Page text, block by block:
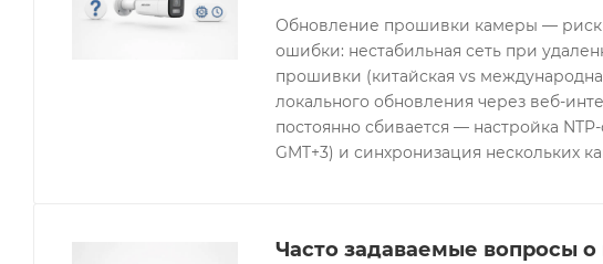
Обновление прошивки камеры — риск
ошибки: нестабильная сеть при
прошивки (китайская vs
локального обновления через веб-
постоянно сбивается — настройка
GMT+3) и синхронизация нескольких
Часто задаваемые вопросы